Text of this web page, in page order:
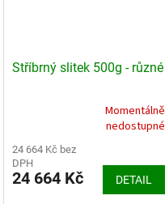
Stříbrný slitek 500g - různé
produktu
je
5,0
Momentálně
nedostupné
24 664 Kč bez
DPH
24 664 Kč DETAIL